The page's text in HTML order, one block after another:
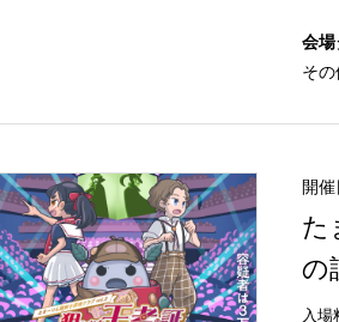
会場
その
開催
た
の
入場